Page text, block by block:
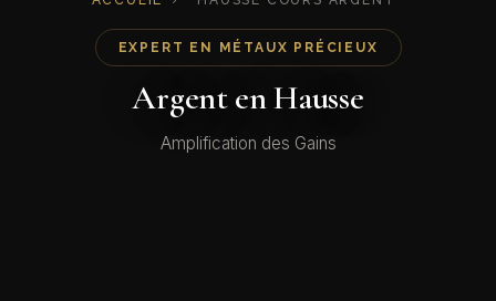
EXPERT EN MÉTAUX PRÉCIEUX
Argent en Hausse
Amplification des Gains